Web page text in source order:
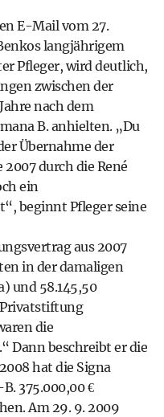
E-Mail vom 27.
langjährigem
Pfleger, wird deutlich,
zwischen der
nach dem
B. anhielten. „Du
Übernahme der
durch die René
ein
beginnt Pfleger seine
aus 2007
in der damaligen
und 58.145,50
die
Dann beschreibt er die
hat die Signa
375.000,00 €
Am 29. 9. 2009